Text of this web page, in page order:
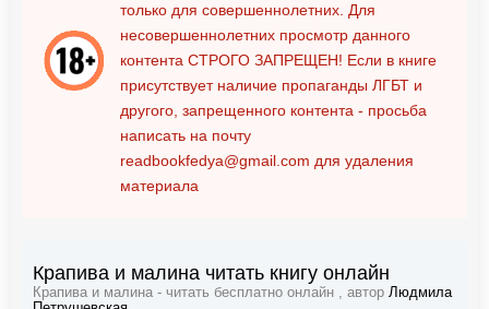
только для совершеннолетних. Для
несовершеннолетних просмотр данного
контента СТРОГО ЗАПРЕЩЕН! Если в книге
присутствует наличие пропаганды ЛГБТ и
другого, запрещенного контента - просьба
написать на почту
readbookfedya@gmail.com для удаления
материала
Крапива и малина читать книгу онлайн
Крапива и малина - читать бесплатно онлайн , автор Людмила